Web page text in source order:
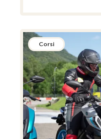
Corsi